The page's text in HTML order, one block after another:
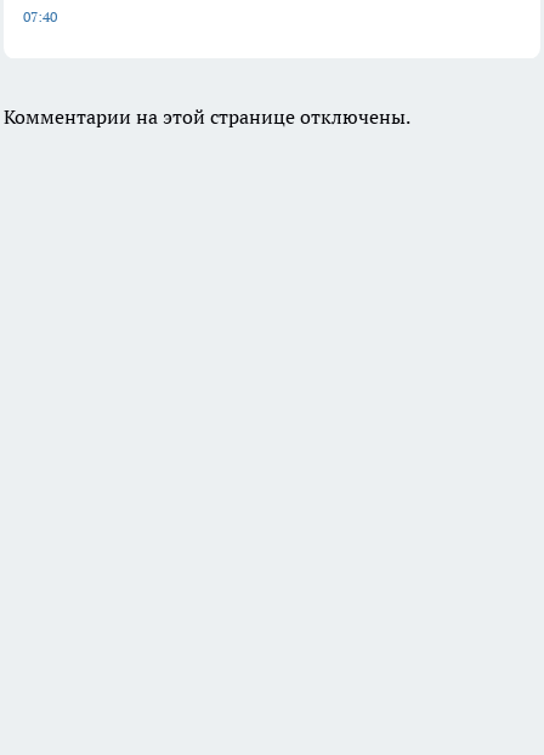
07:40
Комментарии на этой странице отключены.